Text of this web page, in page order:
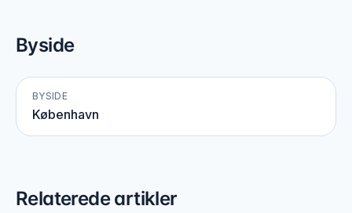
Byside
BYSIDE
København
Relaterede artikler